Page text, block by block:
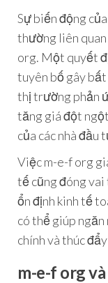
Sự biến động
thường liên
org. Một quyết
tuyên bố gây
thị trường phản
tăng giá đột
của các nhà đầu
Việc m-e-f org
tế cũng đóng
ổn định kinh tế
có thể giúp ngăn
chính và thúc
m-e-f org